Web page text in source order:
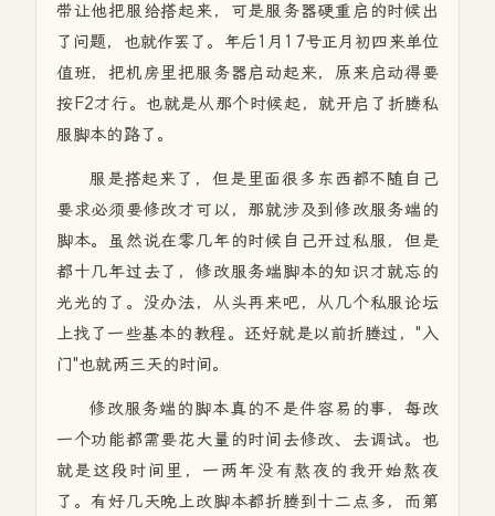
带让他把服给搭起来，可是服务器硬重启的时候出
了问题，也就作罢了。年后1月17号正月初四来单位
值班，把机房里把服务器启动起来，原来启动得要
按F2才行。也就是从那个时候起，就开启了折腾私
服脚本的路了。
服是搭起来了，但是里面很多东西都不随自己
要求必须要修改才可以，那就涉及到修改服务端的
脚本。虽然说在零几年的时候自己开过私服，但是
都十几年过去了，修改服务端脚本的知识才就忘的
光光的了。没办法，从头再来吧，从几个私服论坛
上找了一些基本的教程。还好就是以前折腾过，"入
门"也就两三天的时间。
修改服务端的脚本真的不是件容易的事，每改
一个功能都需要花大量的时间去修改、去调试。也
就是这段时间里，一两年没有熬夜的我开始熬夜
了。有好几天晚上改脚本都折腾到十二点多，而第